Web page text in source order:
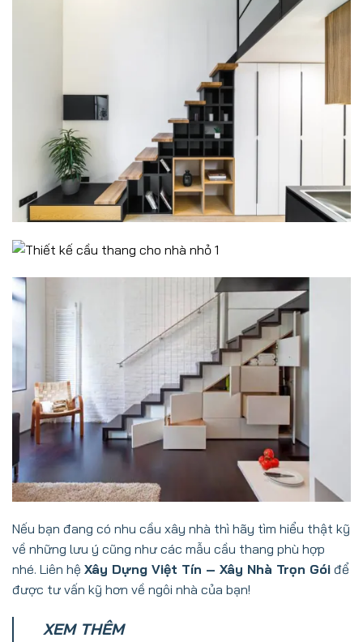
Nếu bạn đang có nhu cầu xây nhà thì hãy tìm hiểu thật kỹ
về những lưu ý cũng như các mẫu cầu thang phù hợp
nhé. Liên hệ Xây Dựng Việt Tín – Xây Nhà Trọn Gói để
được tư vấn kỹ hơn về ngôi nhà của bạn!
XEM THÊM